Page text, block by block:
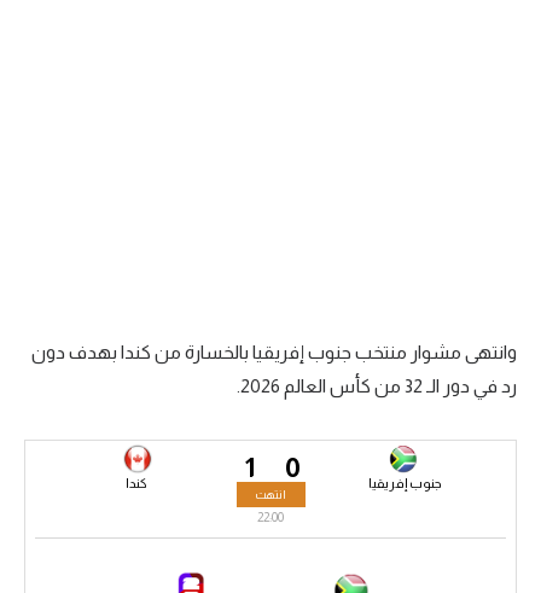
سعودي في الجول
الدوري الإنجليزي
الدوري الإسباني
وانتهى مشوار منتخب جنوب إفريقيا بالخسارة من كندا بهدف دون
رد في دور الـ 32 من كأس العالم 2026.
0 جنوب إفريقيا 1 كندا
انتهت
22:00